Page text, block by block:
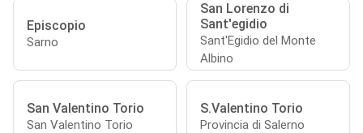
Episcopio
Sarno
San Lorenzo di
Sant'egidio
Sant'Egidio del Monte
Albino
San Valentino Torio
San Valentino Torio
S.Valentino Torio
Provincia di Salerno